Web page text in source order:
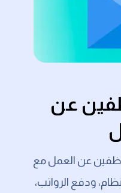
عن
عن العمل مع
ودفع الرواتب،